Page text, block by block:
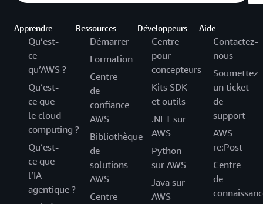
Apprendre
Qu’est-
ce
qu’AWS ?
Qu’est-
ce que
le cloud
computing ?
Qu’est-
ce que
l’IA
agentique ?
Ressources
Démarrer
Formation
Centre
de
confiance
AWS
Bibliothèque
de
solutions
AWS
Centre
Développeurs
Centre
pour
concepteurs
Kits SDK
et outils
.NET sur
AWS
Python
sur AWS
Java sur
AWS
Aide
Contactez-
nous
Soumettez
un ticket
de
support
AWS
re:Post
Centre
de